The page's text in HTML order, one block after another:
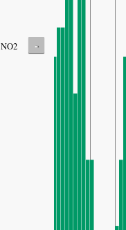
NO2 -